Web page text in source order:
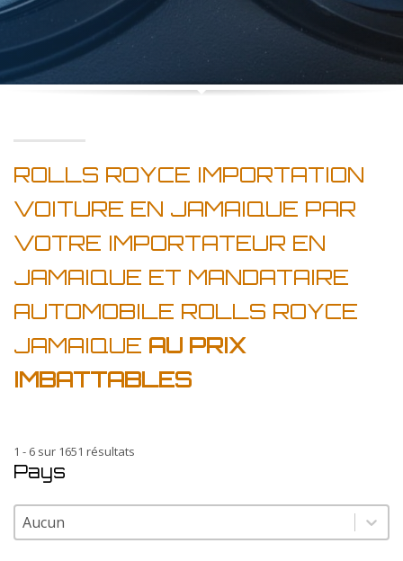
ROLLS ROYCE IMPORTATION
VOITURE EN JAMAIQUE PAR
VOTRE IMPORTATEUR EN
JAMAIQUE ET MANDATAIRE
AUTOMOBILE ROLLS ROYCE
JAMAIQUE AU PRIX
IMBATTABLES
1 - 6 sur 1651 résultats
Pays
Pays
Pays